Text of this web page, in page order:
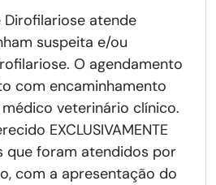
atende
suspeita e/ou
O agendamento
com encaminhamento
veterinário clínico.
EXCLUSIVAMENTE
que foram atendidos por
com a apresentação do